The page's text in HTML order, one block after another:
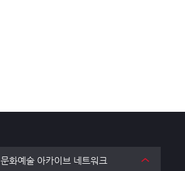
문화예술 아카이브 네트워크